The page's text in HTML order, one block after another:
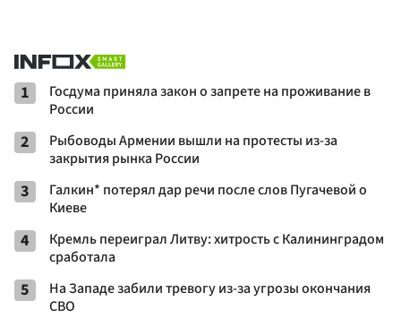
1
Госдума приняла закон о запрете на проживание в
России
2
Рыбоводы Армении вышли на протесты из-за
закрытия рынка России
3
Галкин* потерял дар речи после слов Пугачевой о
Киеве
4
Кремль переиграл Литву: хитрость с Калининградом
сработала
5
На Западе забили тревогу из-за угрозы окончания
СВО